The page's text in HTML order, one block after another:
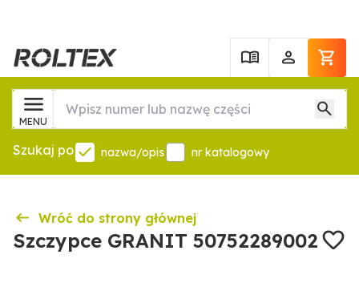
MENU
Szukaj po nazwa/opis nr katalogowy
Wróć do strony głównej
Szczypce GRANIT 50752289002